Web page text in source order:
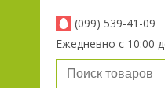
(099) 539-41-09
Ежедневно с 10:00